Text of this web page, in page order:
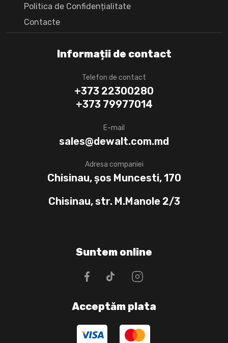
Informații de contact
Telefon de contact
+373 22300280
+373 79977014
E-mail
sales@dewalt.com.md
Adresa companiei
Chisinau, șos Muncesti, 170
Chisinau, str. M.Manole 2/3
Politica de Confidențialitate
Сontacte
Suntem online
Acceptăm plata